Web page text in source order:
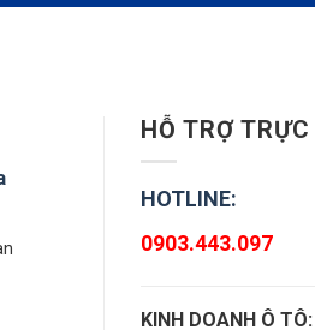
HỖ TRỢ
HOTLINE:
0903.443.097
KINH DOANH Ô TÔ: